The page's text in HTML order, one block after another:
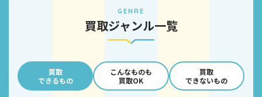
GENRE
買取ジャンル一覧
買取
できるもの
こんなものも
買取OK
買取
できないもの